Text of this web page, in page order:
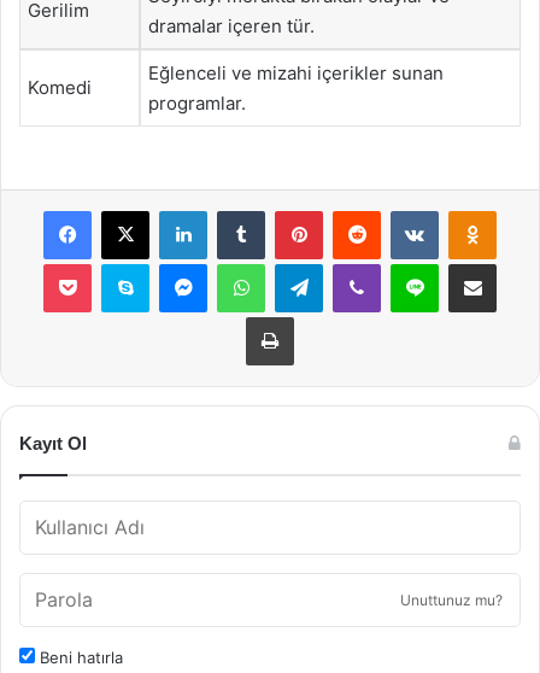
Gerilim
dramalar içeren tür.
Komedi
Eğlenceli ve mizahi içerikler sunan
programlar.
Facebook
X LinkedInTumblr PinterestReddit VKontakte
Pocket Skype MessengerWhatsAppTelegramViber Line E-Posta ile
Yazdır
Kayıt Ol
Unuttunuz mu?
Beni hatırla